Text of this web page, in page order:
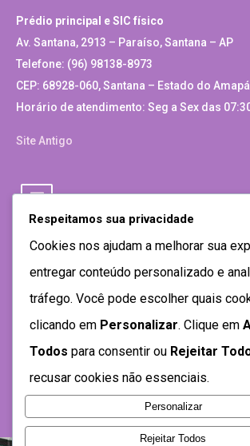
Prédio principal e SIC físico
Av. Santana, 2913 – Paraíso, Santana – AP
Telefone: (96) 98138-8973
CEP: 68928-060, Santana – Estado do Amapá
Horário de atendimento: Seg a Sex das
Site Antigo
Respeitamos sua privacidade
Cookies nos ajudam a melhorar sua
entregar conteúdo personalizado e
tráfego. Você pode escolher quais
clicando em Personalizar. Clique em
Todos para consentir ou Rejeitar
recusar cookies não essenciais.
Personalizar
Rejeitar Todos